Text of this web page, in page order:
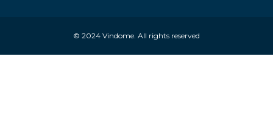
© 2024 Vindome. All rights reserved